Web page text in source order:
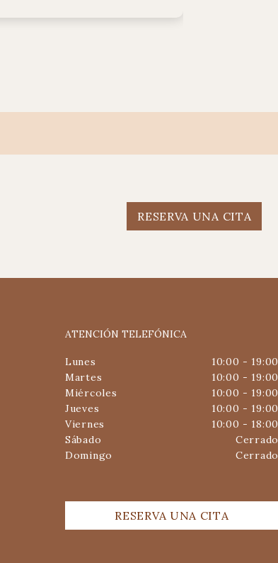
RESERVA UNA CITA
ATENCIÓN TELEFÓNICA
Lunes
10:00 - 19:00
Martes
10:00 - 19:00
Miércoles
10:00 - 19:00
Jueves
10:00 - 19:00
Viernes
10:00 - 18:00
Sábado
Cerrado
Domingo
Cerrado
RESERVA UNA CITA